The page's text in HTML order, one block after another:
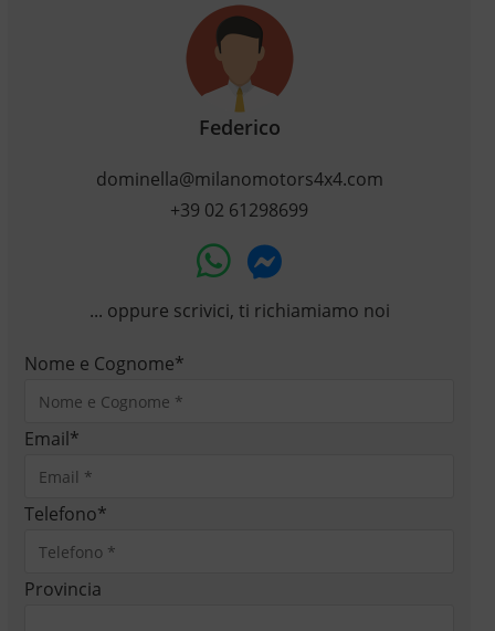
Federico
dominella@milanomotors4x4.com
+39 02 61298699
... oppure scrivici, ti richiamiamo noi
Nome e Cognome*
Email*
Telefono*
Provincia